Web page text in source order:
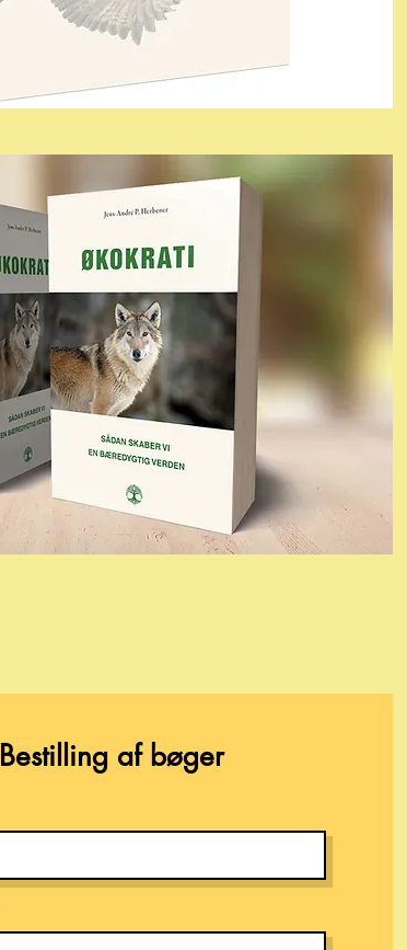
Bestilling af bøger